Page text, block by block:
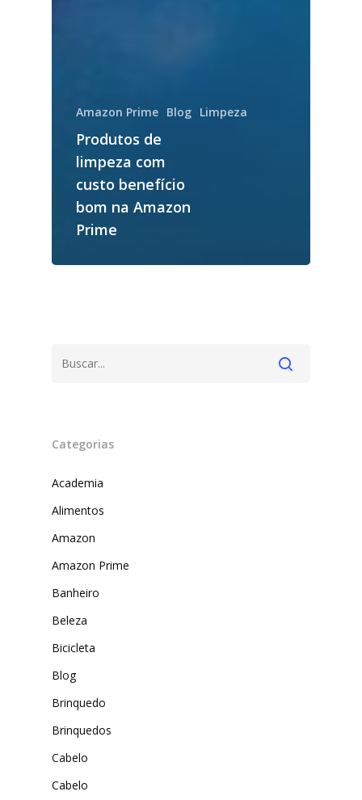
Amazon Prime Blog Limpeza
Produtos de
limpeza com
custo benefício
bom na Amazon
Prime
Categorias
Academia
Alimentos
Amazon
Amazon Prime
Banheiro
Beleza
Bicicleta
Blog
Brinquedo
Brinquedos
Cabelo
Cabelo